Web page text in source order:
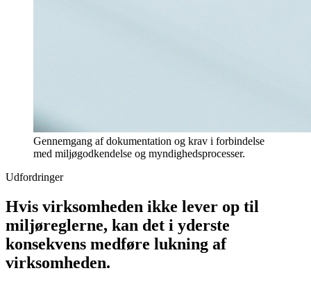
Gennemgang af dokumentation og krav i forbindelse
med miljøgodkendelse og myndighedsprocesser.
Udfordringer
Hvis virksomheden ikke lever op til
miljøreglerne, kan det i yderste
konsekvens medføre lukning af
virksomheden.